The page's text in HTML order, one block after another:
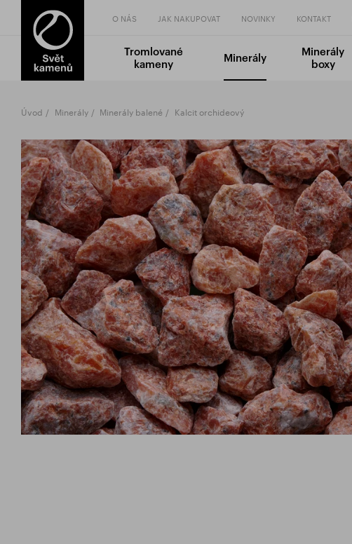
O NÁS JAK NAKUPOVAT NOVINKY KONTAKT
Tromlované
kameny
Minerály
Minerály
boxy
Úvod Minerály Minerály balené Kalcit orchideový